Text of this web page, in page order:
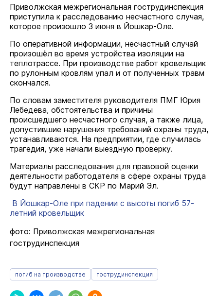
Приволжская межрегиональная гострудинспекция
приступила к расследованию несчастного случая,
которое произошло 3 июня в Йошкар-Оле.
По оперативной информации, несчастный случай
произошёл во время устройства изоляции на
теплотрассе. При производстве работ кровельщик
по рулонным кровлям упал и от полученных травм
скончался.
По словам заместителя руководителя ПМГ Юрия
Лебедева, обстоятельства и причины
происшедшего несчастного случая, а также лица,
допустившие нарушения требований охраны труда,
устанавливаются. На предприятии, где случилась
трагедия, уже начали выездную проверку.
Материалы расследования для правовой оценки
деятельности работодателя в сфере охраны труда
будут направлены в СКР по Марий Эл.
В Йошкар-Оле при падении с высоты погиб 57-
летний кровельщик
фото: Приволжская межрегиональная
гострудинспекция
погиб на производстве гострудинспекция